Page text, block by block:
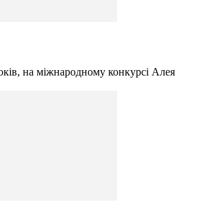
на міжнародному конкурсі Алея